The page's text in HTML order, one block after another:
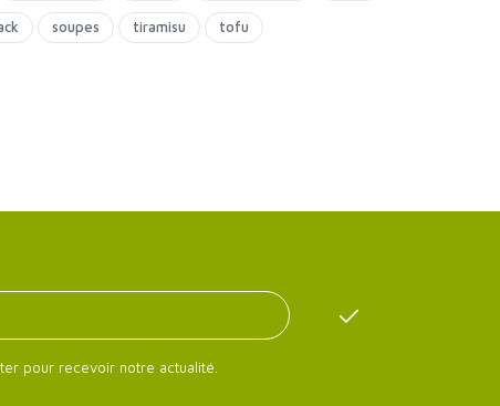
soupes tiramisu tofu
pour recevoir notre actualité.